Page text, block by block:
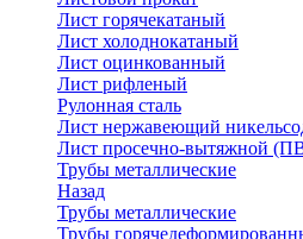
Лист горячекатаный
Лист холоднокатаный
Лист оцинкованный
Лист рифленый
Рулонная сталь
Лист нержавеющий
Лист просечно-вытяжной
Трубы металлические
Назад
Трубы металлические
Трубы